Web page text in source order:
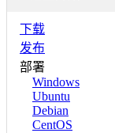
下载
发布
部署
Windows
Ubuntu
Debian
CentOS